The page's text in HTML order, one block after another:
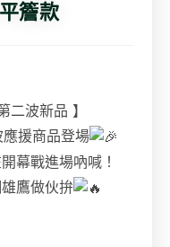
簷款
二波新品 】
援商品登場
幕戰進場吶喊！
鷹做伙拚